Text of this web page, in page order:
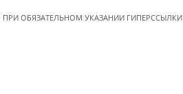
ОБЯЗАТЕЛЬНОМ УКАЗАНИИ ГИПЕРССЫЛКИ